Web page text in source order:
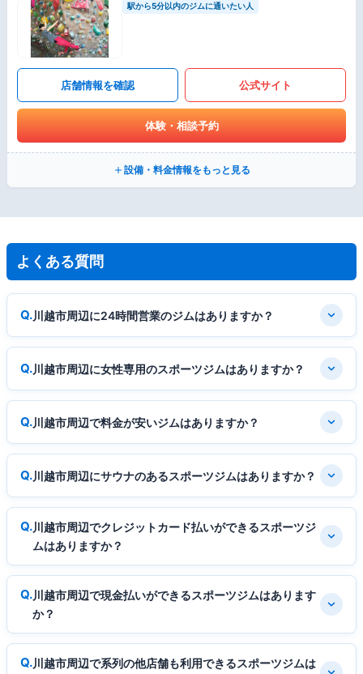
駅から5分以内のジムに通いたい人
店舗情報を確認 公式サイト
体験・相談予約
設備・料金情報をもっと見る
よくある質問
川越市周辺に24時間営業のジムはありますか？
川越市周辺に女性専用のスポーツジムはありますか？
川越市周辺で料金が安いジムはありますか？
川越市周辺にサウナのあるスポーツジムはありますか？
川越市周辺でクレジットカード払いができるスポーツジ
ムはありますか？
川越市周辺で現金払いができるスポーツジムはあります
か？
川越市周辺で系列の他店舗も利用できるスポーツジムは